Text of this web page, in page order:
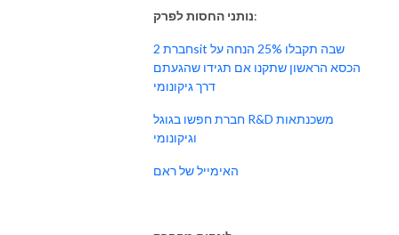
נותני החסות לפרק:
חברת 2sit שבה תקבלו 25% הנחה על
הכסא הראשון שתקנו אם תגידו שהגעתם
חברת חפשו בגוגל R&D משכנתאות
וגיקונומי
האימייל של ראם